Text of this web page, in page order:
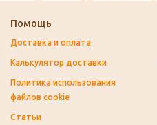
Помощь
Доставка и оплата
Калькулятор доставки
Политика использования
файлов cookie
Статьи